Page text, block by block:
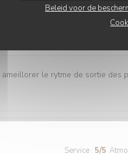
Beleid voor de
le rytme de sortie des
Service : 5/5